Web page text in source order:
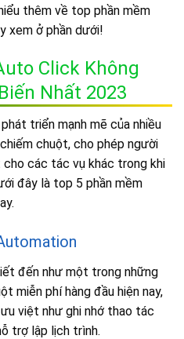
thêm về top phần mềm
xem ở phần dưới!
Click Không
Nhất 2023
triển mạnh mẽ của nhiều
chuột, cho phép người
các tác vụ khác trong khi
đây là top 5 phần mềm
đến như một trong những
miễn phí hàng đầu hiện nay,
việt như ghi nhớ thao tác
trợ lập lịch trình.